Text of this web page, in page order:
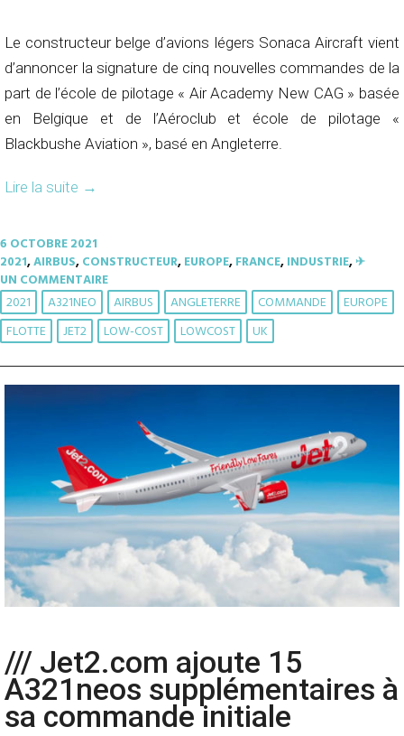
Le constructeur belge d’avions légers Sonaca Aircraft vient
d’annoncer la signature de cinq nouvelles commandes de la
part de l’école de pilotage « Air Academy New CAG » basée
en Belgique et de l’Aéroclub et école de pilotage «
Blackbushe Aviation », basé en Angleterre.
Lire la suite →
6 OCTOBRE 2021
2021,AIRBUS,CONSTRUCTEUR,EUROPE,FRANCE,INDUSTRIE,✈︎
UN COMMENTAIRE
2021 A321NEO AIRBUS ANGLETERRE COMMANDE
EUROPE
FLOTTE
JET2 LOW-COST LOWCOST UK
/// Jet2.com ajoute 15
A321neos supplémentaires à
sa commande initiale